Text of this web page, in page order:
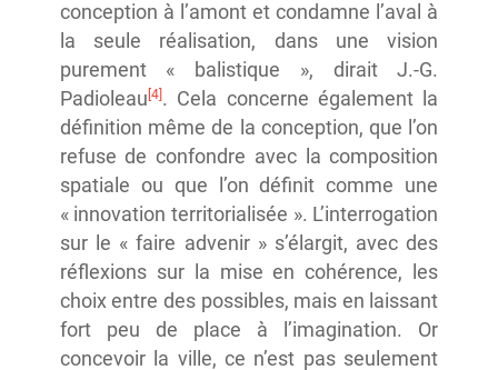
conception à l’amont et condamne l’aval à
la seule réalisation, dans une vision
purement « balistique », dirait J.-G.
Padioleau [4]. Cela concerne également la
définition même de la conception, que l’on
refuse de confondre avec la composition
spatiale ou que l’on définit comme une
« innovation territorialisée ». L’interrogation
sur le « faire advenir » s’élargit, avec des
réflexions sur la mise en cohérence, les
choix entre des possibles, mais en laissant
fort peu de place à l’imagination. Or
concevoir la ville, ce n’est pas seulement